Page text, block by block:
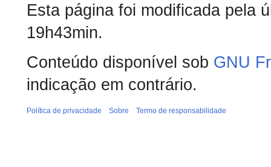
Esta página foi modificada pela
19h43min.
Conteúdo disponível sob GNU
indicação em contrário.
Política de privacidade Sobre Termo de responsabilidade